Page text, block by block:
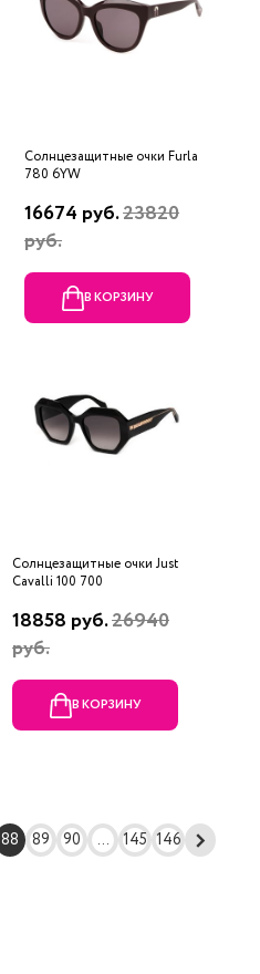
Солнцезащитные очки Furla
780 6YW
16674 руб.23820
руб.
В КОРЗИНУ
Солнцезащитные очки Just
Cavalli 100 700
18858 руб.26940
руб.
В КОРЗИНУ
88 89 90 ... 145 146